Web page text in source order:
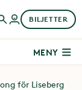
BILJETTER
MENY
för Liseberg